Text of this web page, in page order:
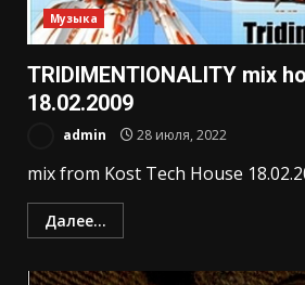
Музыка
TRIDIMENTIONALITY mix
18.02.2009
admin 28 июля, 2022
mix from Kost Tech House
Далее...